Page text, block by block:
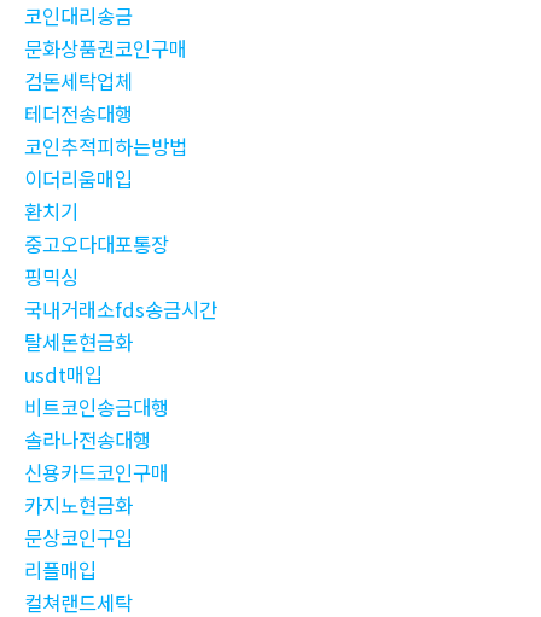
코인대리송금
문화상품권코인구매
검돈세탁업체
테더전송대행
코인추적피하는방법
이더리움매입
환치기
중고오다대포통장
핑믹싱
국내거래소fds송금시간
탈세돈현금화
usdt매입
비트코인송금대행
솔라나전송대행
신용카드코인구매
카지노현금화
문상코인구입
리플매입
컬쳐랜드세탁